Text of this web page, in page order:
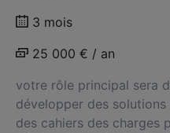
3 mois
25 000 € / an
votre rôle principal sera
développer des
des cahiers des charges